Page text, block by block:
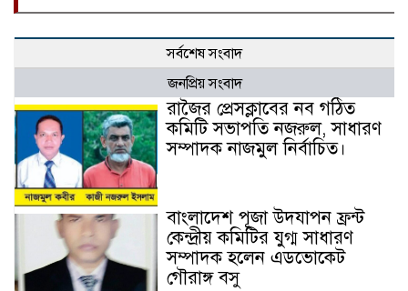
সর্বশেষ সংবাদ
জনপ্রিয় সংবাদ
রাজৈর প্রেসক্লাবের নব গঠিত
কমিটি সভাপতি নজরুল, সাধারণ
সম্পাদক নাজমুল নির্বাচিত।
বাংলাদেশ পূজা উদযাপন ফ্রন্ট
কেন্দ্রীয় কমিটির যুগ্ম সাধারণ
সম্পাদক হলেন এডভোকেট
গৌরাঙ্গ বসু